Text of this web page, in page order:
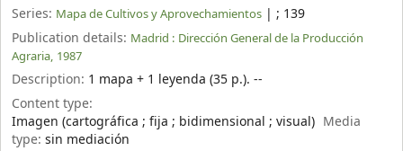
Series: Mapa de Cultivos y Aprovechamientos | ; 139
Publication details: Madrid : Dirección General de la Producción
Agraria, 1987
Description: 1 mapa + 1 leyenda (35 p.). --
Content type:
Imagen (cartográfica ; fija ; bidimensional ; visual) Media
type: sin mediación